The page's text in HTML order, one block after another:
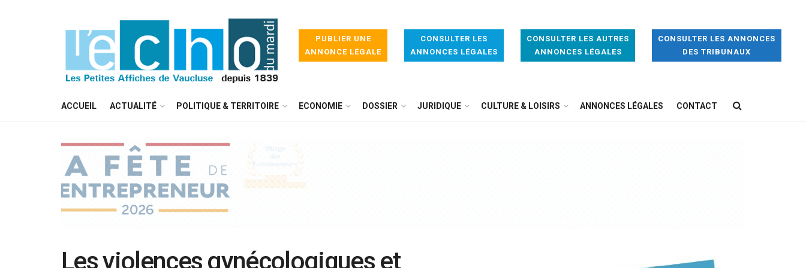
PUBLIER UNE
ANNONCE LÉGALE
CONSULTER LES
ANNONCES LÉGALES
CONSULTER LES AUTRES
ANNONCES LÉGALES
CONSULTER LES ANNONCES
DES TRIBUNAUX
ACCUEIL ACTUALITÉ POLITIQUE & TERRITOIRE ECONOMIE DOSSIER JURIDIQUE CULTURE & LOISIRS ANNONCES LÉGALES CONTACT
Les violences gynécologiques et